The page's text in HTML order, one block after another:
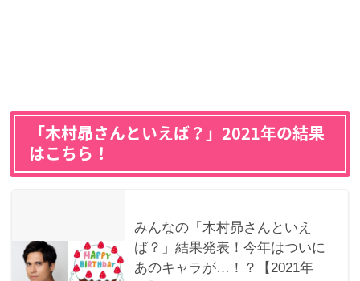
「木村昴さんといえば？」2021年の結果
はこちら！